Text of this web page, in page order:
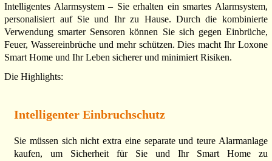
Intelligentes Alarmsystem – Sie erhalten ein smartes Alarmsystem,
personalisiert auf Sie und Ihr zu Hause. Durch die kombinierte
Verwendung smarter Sensoren können Sie sich gegen Einbrüche,
Feuer, Wassereinbrüche und mehr schützen. Dies macht Ihr Loxone
Smart Home und Ihr Leben sicherer und minimiert Risiken.
Die Highlights:
Intelligenter Einbruchschutz
Sie müssen sich nicht extra eine separate und teure Alarmanlage
kaufen, um Sicherheit für Sie und Ihr Smart Home zu